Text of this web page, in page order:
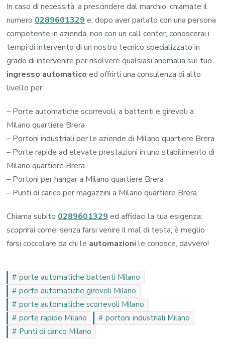
In caso di necessità, a prescindere dal marchio, chiamate il
numero 0289601329 e, dopo aver parlato con una persona
competente in azienda, non con un call center, conoscerai i
tempi di intervento di un nostro tecnico specializzato in
grado di intervenire per risolvere qualsiasi anomalia sul tuo
ingresso automatico ed offrirti una consulenza di alto
livello per:
– Porte automatiche scorrevoli, a battenti e girevoli a
Milano quartiere Brera
– Portoni industriali per le aziende di Milano quartiere Brera
– Porte rapide ad elevate prestazioni in uno stabilimento di
Milano quartiere Brera
– Portoni per hangar a Milano quartiere Brera
– Punti di carico per magazzini a Milano quartiere Brera
Chiama subito 0289601329 ed affidaci la tua esigenza:
scoprirai come, senza farsi venire il mal di testa, è meglio
farsi coccolare da chi le automazioni le conosce, davvero!
porte automatiche battenti Milano
porte automatiche girevoli Milano
porte automatiche scorrevoli Milano
porte rapide Milano
portoni industriali Milano
Punti di carico Milano